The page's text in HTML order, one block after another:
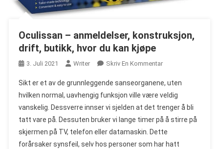
Oculissan – anmeldelser, konstruksjon,
drift, butikk, hvor du kan kjøpe
3. Juli 2021 Writer Skriv En KommentarOn
–
Anmeldelser,
Konstruksjon,
Drift,
Butikk,
Hvor
Sikt er et av de grunnleggende sanseorganene, uten
hvilken normal, uavhengig funksjon ville være veldig
vanskelig. Dessverre innser vi sjelden at det trenger å bli
tatt vare på. Dessuten bruker vi lange timer på å stirre på
skjermen på TV, telefon eller datamaskin. Dette
forårsaker synsfeil, selv hos personer som har hatt